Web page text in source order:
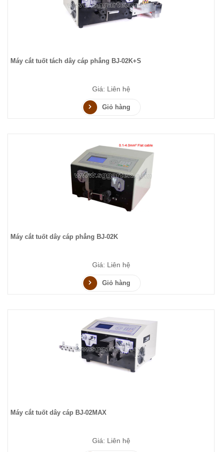
Máy cắt tuốt tách dây cáp phẳng BJ-02K+S
Giá: Liên hệ
Giỏ hàng
Máy cắt tuốt dây cáp phẳng BJ-02K
Giá: Liên hệ
Giỏ hàng
Máy cắt tuốt dây cáp BJ-02MAX
Giá: Liên hệ